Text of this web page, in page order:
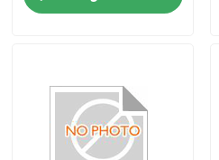
Luftfilterelement
Vakuumpumpe-Filter
Filterwirksamkeit